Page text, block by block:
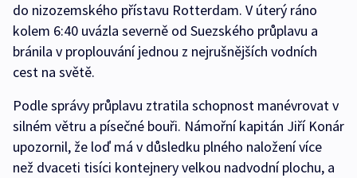
do nizozemského přístavu Rotterdam. V úterý ráno
kolem 6:40 uvázla severně od Suezského průplavu a
bránila v proplouvání jednou z nejrušnějších vodních
cest na světě.
Podle správy průplavu ztratila schopnost manévrovat v
silném větru a písečné bouři. Námořní kapitán Jiří Konár
upozornil, že loď má v důsledku plného naložení více
než dvaceti tisíci kontejnery velkou nadvodní plochu, a